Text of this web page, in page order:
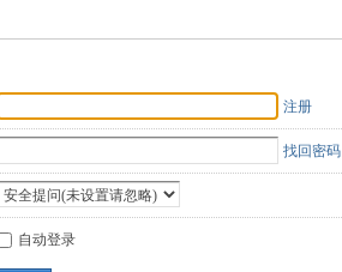
注册
找回密码
自动登录